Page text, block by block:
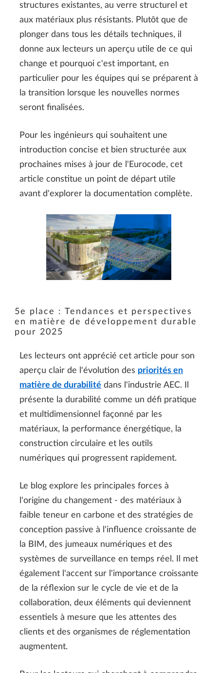
structures existantes, au verre structurel et
aux matériaux plus résistants. Plutôt que de
plonger dans tous les détails techniques, il
donne aux lecteurs un aperçu utile de ce qui
change et pourquoi c'est important, en
particulier pour les équipes qui se préparent à
la transition lorsque les nouvelles normes
seront finalisées.
Pour les ingénieurs qui souhaitent une
introduction concise et bien structurée aux
prochaines mises à jour de l'Eurocode, cet
article constitue un point de départ utile
avant d'explorer la documentation complète.
5e place : Tendances et perspectives
en matière de développement durable
pour 2025
Les lecteurs ont apprécié cet article pour son
aperçu clair de l'évolution des priorités en
matière de durabilité dans l'industrie AEC. Il
présente la durabilité comme un défi pratique
et multidimensionnel façonné par les
matériaux, la performance énergétique, la
construction circulaire et les outils
numériques qui progressent rapidement.
Le blog explore les principales forces à
l'origine du changement - des matériaux à
faible teneur en carbone et des stratégies de
conception passive à l'influence croissante de
la BIM, des jumeaux numériques et des
systèmes de surveillance en temps réel. Il met
également l'accent sur l'importance croissante
de la réflexion sur le cycle de vie et de la
collaboration, deux éléments qui deviennent
essentiels à mesure que les attentes des
clients et des organismes de réglementation
augmentent.